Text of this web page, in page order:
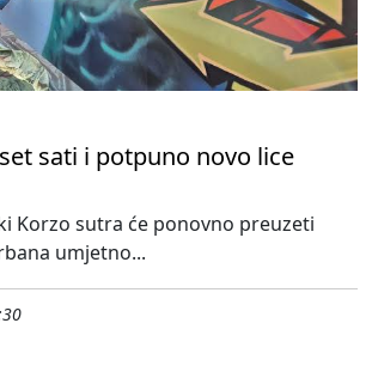
sati i potpuno novo lice
Korzo sutra će ponovno preuzeti
umjetno...